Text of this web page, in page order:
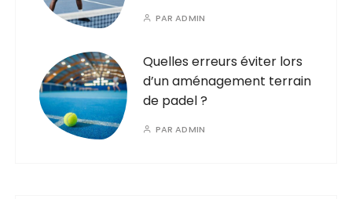
PARADMIN
Quelles erreurs éviter lors
d’un aménagement terrain
de padel ?
PARADMIN